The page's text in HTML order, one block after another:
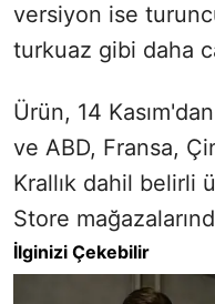
versiyon ise
turkuaz gibi daha
Ürün, 14
ve ABD, Fransa,
Krallık dahil belirli
Store